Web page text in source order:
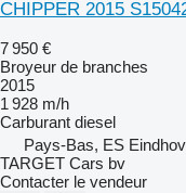
CHIPPER 2015
7 950 €
Broyeur de branches
2015
1 928 m/h
Carburant diesel
Pays-Bas, ES
TARGET Cars bv
Contacter le vendeur